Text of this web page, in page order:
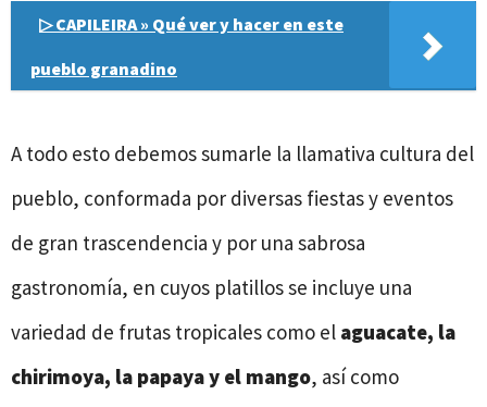
▷ CAPILEIRA » Qué ver y hacer en este
pueblo granadino
A todo esto debemos sumarle la llamativa cultura del
pueblo, conformada por diversas fiestas y eventos
de gran trascendencia y por una sabrosa
gastronomía, en cuyos platillos se incluye una
variedad de frutas tropicales como el aguacate, la
chirimoya, la papaya y el mango, así como